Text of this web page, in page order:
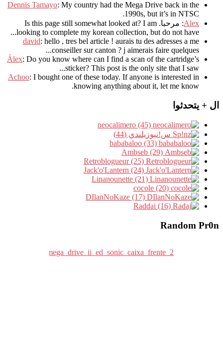
Dennis Tamayo: My country had the Mega Drive back in the
1990s, but it’s in NTSC
.
Alex: مرحبا. Is this page still somewhat looked at? I am
looking to complete my korean collection, but do not have..
.
david: hello , tres bel article ! aurais tu des adresses a me
conseiller sur canton ? j aimerais faire quelques..
.
Álex: Do you know where can I find a scan of the cartridge’s
sticker? This post is the only site that I saw...
Achoo: I bought one of these today. If anyone is interested in
knowing anything about it, let me know.
ال + يتحدثوا
س!نيوزيلندي (44)
Random Pr0n